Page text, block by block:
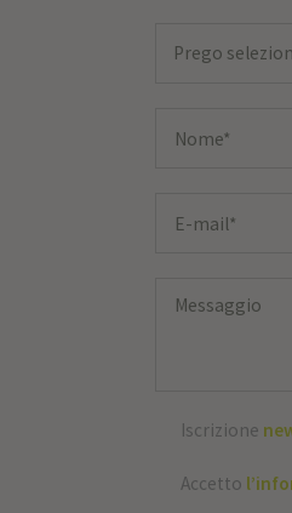
Prego
Iscrizione
Accetto